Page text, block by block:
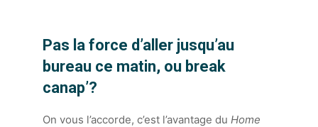
Pas la force d’aller jusqu’au
bureau ce matin, ou break
canap’?
On vous l’accorde, c’est l’avantage du Home